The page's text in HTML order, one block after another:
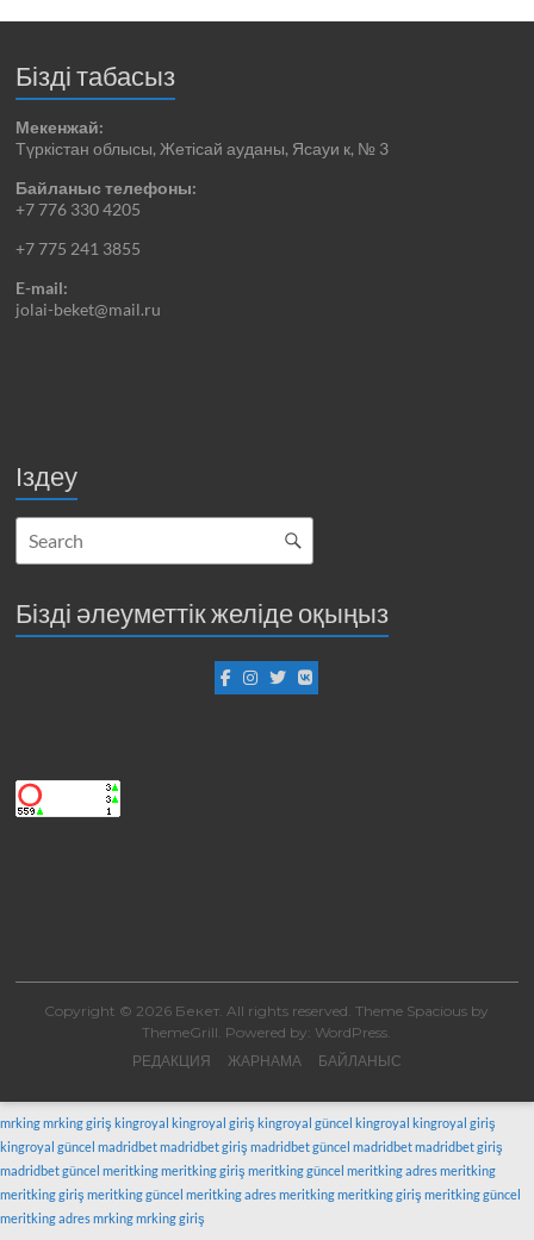
Бізді табасыз
Мекенжай:
Түркістан облысы, Жетісай ауданы, Ясауи к, № 3
Байланыс телефоны:
+7 776 330 4205
+7 775 241 3855
E-mail:
jolai-beket@mail.ru
Іздеу
Бізді әлеуметтік желіде оқыңыз
Copyright © 2026 Бекет . All rights reserved. Theme Spacious by
ThemeGrill. Powered by: WordPress
РЕДАКЦИЯ
ЖАРНАМА БАЙЛАНЫС
mrkingmrking giriş kingroyal kingroyal giriş kingroyal güncel kingroyal kingroyal giriş
kingroyal güncel madridbetmadridbet giriş madridbet güncel madridbetmadridbet giriş
madridbet güncel meritkingmeritking giriş meritking güncel meritking adresmeritking
meritking giriş meritking güncel meritking adresmeritkingmeritking giriş meritking güncel
meritking adresmrkingmrking giriş